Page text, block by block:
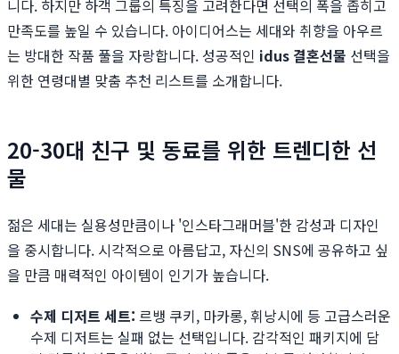
니다. 하지만 하객 그룹의 특징을 고려한다면 선택의 폭을 좁히고
만족도를 높일 수 있습니다. 아이디어스는 세대와 취향을 아우르
는 방대한 작품 풀을 자랑합니다. 성공적인 idus 결혼선물 선택을
위한 연령대별 맞춤 추천 리스트를 소개합니다.
20-30대 친구 및 동료를 위한 트렌디한 선
물
젊은 세대는 실용성만큼이나 '인스타그래머블'한 감성과 디자인
을 중시합니다. 시각적으로 아름답고, 자신의 SNS에 공유하고 싶
을 만큼 매력적인 아이템이 인기가 높습니다.
수제 디저트 세트: 르뱅 쿠키, 마카롱, 휘낭시에 등 고급스러운
수제 디저트는 실패 없는 선택입니다. 감각적인 패키지에 담